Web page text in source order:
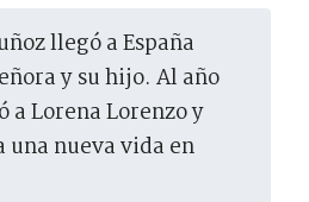
y su hijo. Al año
a Lorena Lorenzo y
una nueva vida en